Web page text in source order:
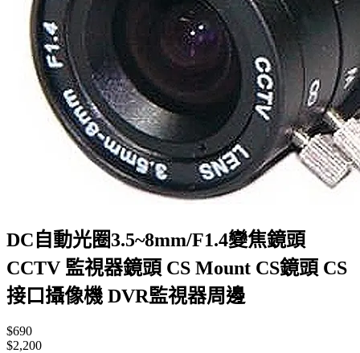
DC自動光圈3.5~8mm/F1.4變焦鏡頭
CCTV 監視器鏡頭 CS Mount CS鏡頭 CS
接口攝像機 DVR監視器周邊
$690
$2,200